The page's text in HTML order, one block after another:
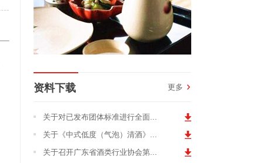
资料下载 更多
关于对已发布团体标准进行全面...
关于《中式低度（气泡）清酒》...
关于召开广东省酒类行业协会第...